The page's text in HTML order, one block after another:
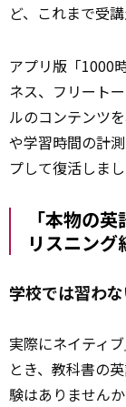
ど、これまで受
アプリ版「1000
ネス、フリート
ルのコンテンツを
や学習時間の計
プして復活しまし
「本物の
リスニング
学校では習わ
実際にネイティブ
とき、教科書の
験はありません